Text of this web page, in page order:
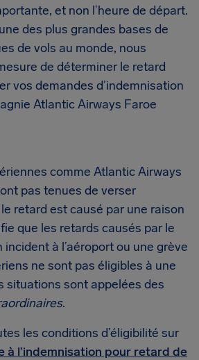
et non l’heure de départ.
des plus grandes bases de
de vols au monde, nous
de déterminer le retard
vos demandes d’indemnisation
Atlantic Airways Faroe
comme Atlantic Airways
pas tenues de verser
retard est causé par une raison
que les retards causés par le
à l’aéroport ou une grève
ne sont pas éligibles à une
situations sont appelées des
.
les conditions d’éligibilité sur
à l’indemnisation pour retard de